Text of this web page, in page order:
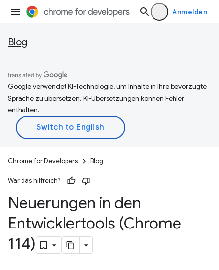
Anmelden
Blog
Google verwendet KI-Technologie, um Inhalte in Ihre bevorzugte
Sprache zu übersetzen. KI-Übersetzungen können Fehler
enthalten.
Chrome for Developers Blog
War das hilfreich?
Neuerungen in den
Entwicklertools (Chrome
114)